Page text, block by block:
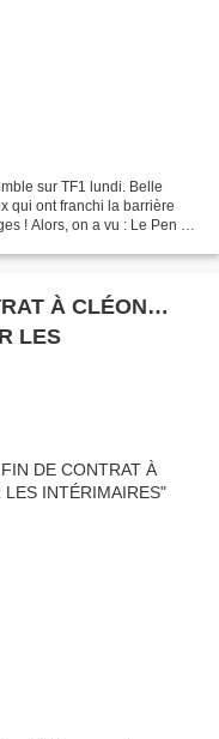
sur TF1 lundi. Belle
qui ont franchi la barrière
! Alors, on a vu : Le Pen et
À CLÉON…
LES